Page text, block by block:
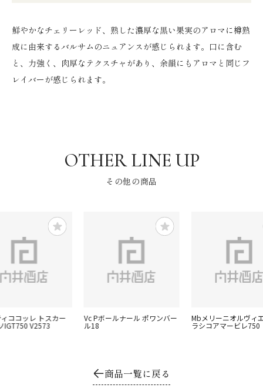
鮮やかなチェリーレッド、熟した濃厚な黒い果実のアロマに樽熟
成に由来するバルサムのニュアンスが感じられます。口に含む
と、力強く、肉厚なテクスチャがあり、余韻にもアロマと同じフ
レイバーが感じられます。
その他の商品
ココッレ トスカー
IGT750 V2573
Vc Pボールナール ポワンバー
ル18
Mbメリーニオルヴィ
ラシコアマービレ750
商品一覧に戻る